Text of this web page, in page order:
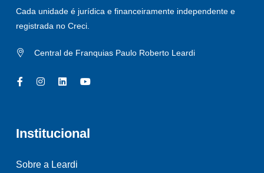
Cada unidade é jurídica e financeiramente independente e
registrada no Creci.
Central de Franquias Paulo Roberto Leardi
Institucional
Sobre a Leardi